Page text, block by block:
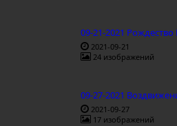
09-21-2021
2021-09-21
24 изображений
09-27-2021
2021-09-27
17 изображений